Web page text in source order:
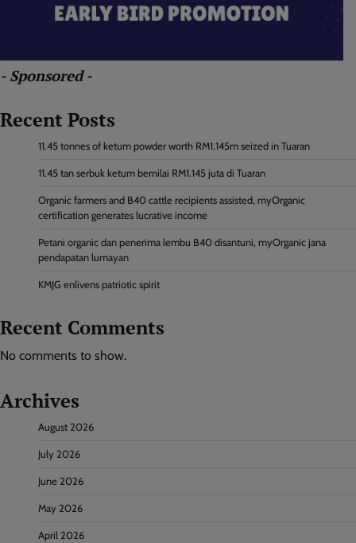
- Sponsored -
Recent Posts
11.45 tonnes of ketum powder worth RM1.145m seized in Tuaran
11.45 tan serbuk ketum bernilai RM1.145 juta di Tuaran
Organic farmers and B40 cattle recipients assisted, myOrganic
certification generates lucrative income
Petani organic dan penerima lembu B40 disantuni, myOrganic jana
pendapatan lumayan
KMJG enlivens patriotic spirit
Recent Comments
No comments to show.
Archives
August 2026
July 2026
June 2026
May 2026
April 2026